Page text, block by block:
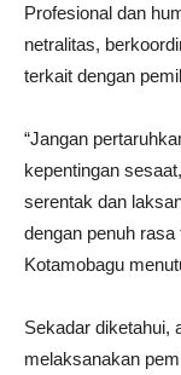
Profesional dan
netralitas,
terkait dengan
“Jangan
kepentingan
serentak dan
dengan penuh rasa
Kotamobagu
Sekadar diketahui,
melaksanakan